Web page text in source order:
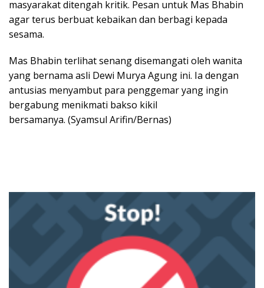
masyarakat ditengah kritik. Pesan untuk Mas Bhabin
agar terus berbuat kebaikan dan berbagi kepada
sesama.
Mas Bhabin terlihat senang disemangati oleh wanita
yang bernama asli Dewi Murya Agung ini. Ia dengan
antusias menyambut para penggemar yang ingin
bergabung menikmati bakso kikil
bersamanya. (Syamsul Arifin/Bernas)